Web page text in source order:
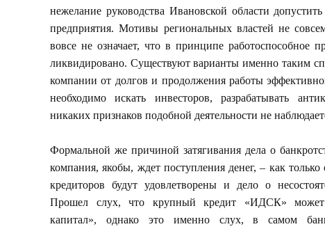
нежелание руководства Ивановской области
предприятия. Мотивы региональных властей не
вовсе не означает, что в принципе работоспособное
ликвидировано. Существуют варианты именно таким
компании от долгов и продолжения работы
необходимо искать инвесторов, разрабатывать
никаких признаков подобной деятельности не
Формальной же причиной затягивания дела о
компания, якобы, ждет поступления денег, – как только
кредиторов будут удовлетворены и дело о
Прошел слух, что крупный кредит «ИДСК» может
капитал», однако это именно слух, в самом